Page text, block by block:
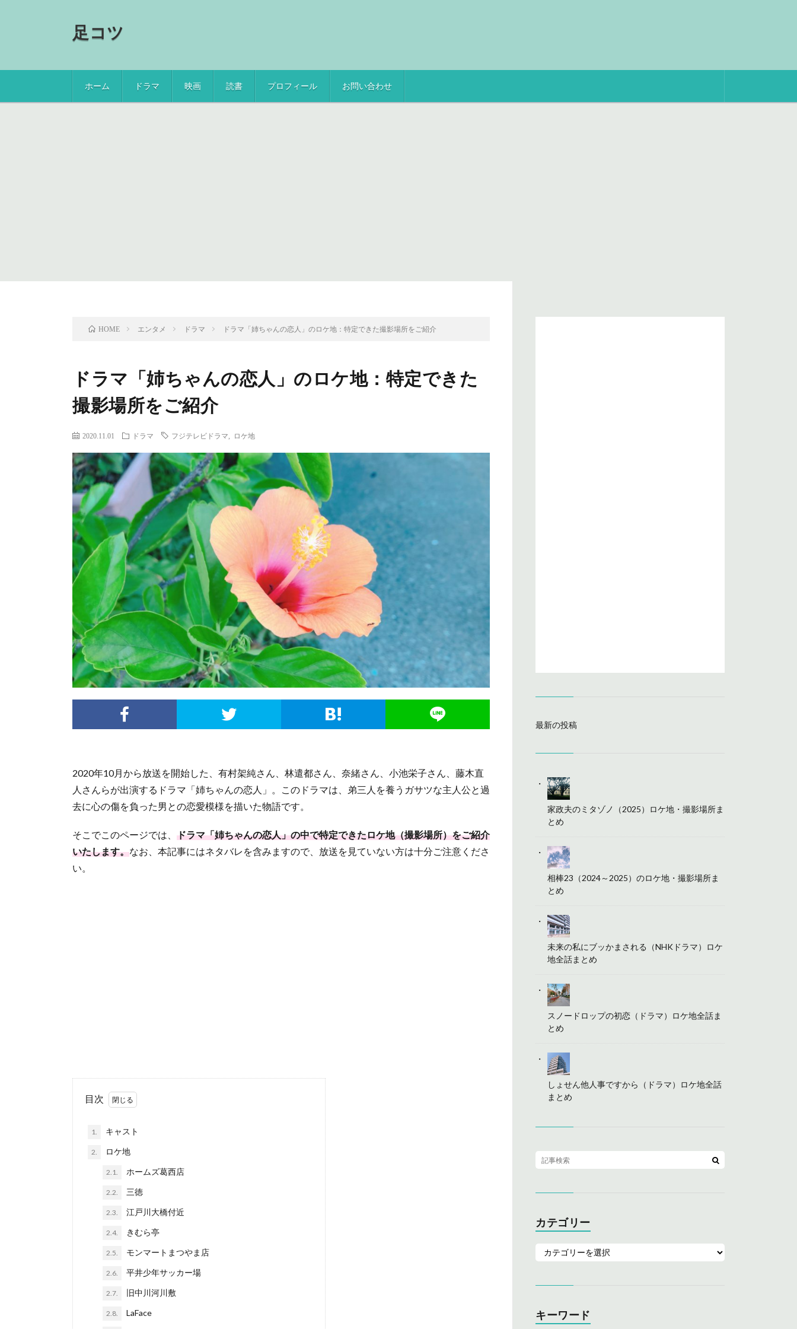
足コツ
ホーム ドラマ 映画 読書 プロフィール お問い合わせ
HOME エンタメ ドラマ ドラマ「姉ちゃんの恋人」のロケ地：特定できた撮影場所をご紹介
ドラマ「姉ちゃんの恋人」のロケ地：特定できた
撮影場所をご紹介
2020.11.01 ドラマ フジテレビドラマ ロケ地
2020年10月から放送を開始した、有村架純さん、林遣都さん、奈緒さん、小池栄子さん、藤木直
人さんらが出演するドラマ「姉ちゃんの恋人」。このドラマは、弟三人を養うガサツな主人公と過
去に心の傷を負った男との恋愛模様を描いた物語です。
そこでこのページでは、 ドラマ「姉ちゃんの恋人」の中で特定できたロケ地（撮影場所）をご紹介
いたします。なお、本記事にはネタバレを含みますので、放送を見ていない方は十分ご注意くださ
い。
目次
1. キャスト
2. ロケ地
2.1. ホームズ葛西店
2.2. 三徳
2.3. 江戸川大橋付近
2.4. きむら亭
2.5. モンマートまつやま店
2.6. 平井少年サッカー場
2.7. 旧中川河川敷
2.8. LaFace
最新の投稿
家政夫のミタゾノ（2025）ロケ地・撮影場所ま
とめ
相棒23（2024～2025）のロケ地・撮影場所ま
とめ
未来の私にブッかまされる（NHKドラマ）ロケ
地全話まとめ
スノードロップの初恋（ドラマ）ロケ地全話ま
とめ
しょせん他人事ですから（ドラマ）ロケ地全話
まとめ
カテゴリー
キーワード